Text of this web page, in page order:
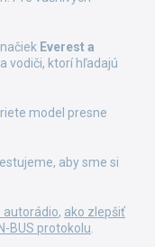
Everest a
vodiči, ktorí hľadajú
model presne
aby sme si
autorádio, ako zlepšiť
BUS protokolu